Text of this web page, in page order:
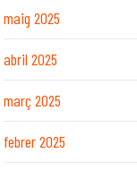
maig 2025
abril 2025
març 2025
febrer 2025